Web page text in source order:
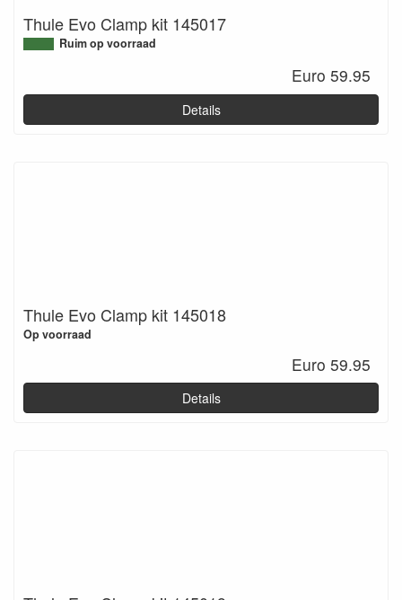
Thule Evo Clamp kit 145017
Ruim op voorraad
Euro 59.95
Details
Thule Evo Clamp kit 145018
Op voorraad
Euro 59.95
Details